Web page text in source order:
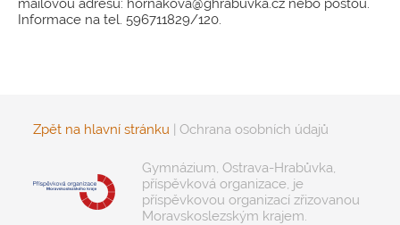
mailovou adresu: hornakova@ghrabuvka.cz nebo poštou.
Informace na tel. 596711829/120.
Zpět na hlavní stránku | Ochrana osobních údajů
Gymnázium, Ostrava-Hrabůvka,
příspěvková organizace, je
příspěvkovou organizací zřizovanou
Moravskoslezským krajem.